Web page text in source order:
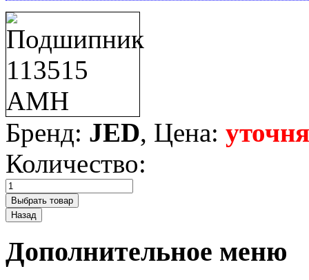
Бренд: JED, Цена:
Количество:
Дополнительное меню